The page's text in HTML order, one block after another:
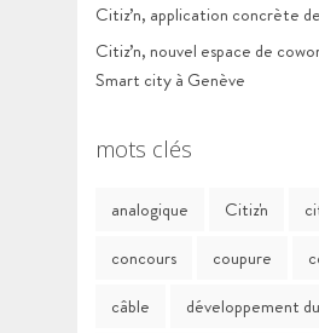
Citiz’n, application concrète
Citiz’n, nouvel espace de
Smart city à Genève
mots clés
analogique Citiz'n
concours
coupure
câble
développement